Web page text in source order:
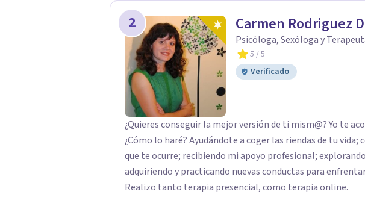
2 Carmen Rodriguez
Psicóloga, Sexóloga y
5 / 5
Verificado
¿Quieres conseguir la mejor versión de ti mism@? Yo te
¿Cómo lo haré? Ayudándote a coger las riendas de tu
que te ocurre; recibiendo mi apoyo profesional;
adquiriendo y practicando nuevas conductas para
Realizo tanto terapia presencial, como terapia online.